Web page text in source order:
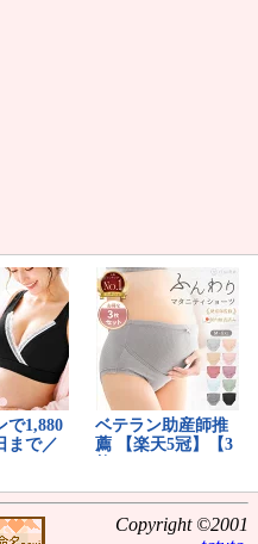
Copyright ©2001